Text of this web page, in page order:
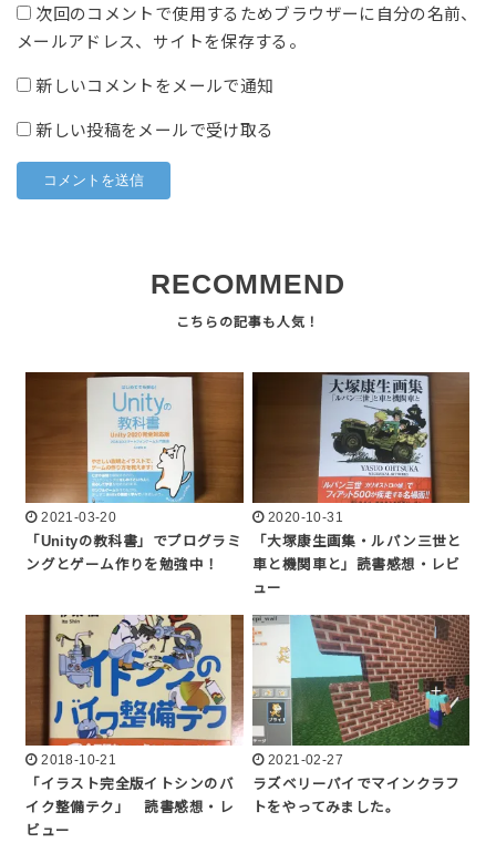
次回のコメントで使用するためブラウザーに自分の名前、
メールアドレス、サイトを保存する。
新しいコメントをメールで通知
新しい投稿をメールで受け取る
RECOMMEND
2021-03-20
「Unityの教科書」でプログラミ
ングとゲーム作りを勉強中！
2020-10-31
「大塚康生画集・ルパン三世と
車と機関車と」読書感想・レビ
ュー
2018-10-21
「イラスト完全版イトシンのバ
イク整備テク」 読書感想・レ
ビュー
2021-02-27
ラズベリーパイでマインクラフ
トをやってみました。